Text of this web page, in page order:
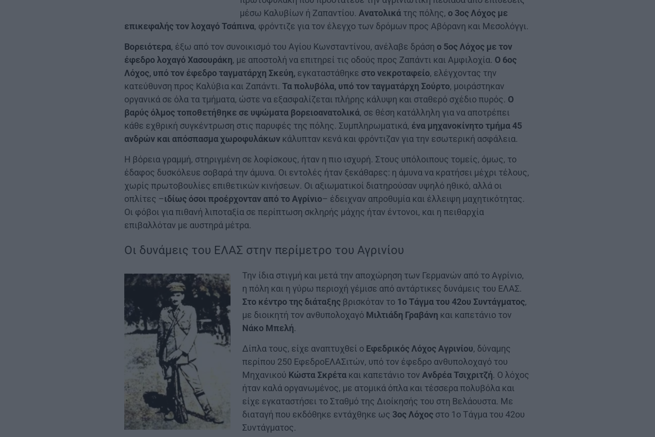
μέσω Καλυβίων ή Ζαπαντίου. Ανατολικά της πόλης, ο 3ος Λόχος με
επικεφαλής τον λοχαγό Τσάπινα, φρόντιζε για τον έλεγχο των δρόμων προς Αβόρανη και Μεσολόγγι.
Βορειότερα, έξω από τον συνοικισμό του Αγίου Κωνσταντίνου, ανέλαβε δράση ο 5ος Λόχος με τον
έφεδρο λοχαγό Χασουράκη, με αποστολή να επιτηρεί τις οδούς προς Ζαπάντι και Αμφιλοχία. Ο 6ος
Λόχος, υπό τον έφεδρο ταγματάρχη Σκεύη, εγκαταστάθηκε στο νεκροταφείο, ελέγχοντας την
κατεύθυνση προς Καλύβια και Ζαπάντι.Τα πολυβόλα, υπό τον ταγματάρχη Σούρτο, μοιράστηκαν
οργανικά σε όλα τα τμήματα, ώστε να εξασφαλίζεται πλήρης κάλυψη και σταθερό σχέδιο πυρός. Ο
βαρύς όλμος τοποθετήθηκε σε υψώματα βορειοανατολικά, σε θέση κατάλληλη για να αποτρέπει
κάθε εχθρική συγκέντρωση στις παρυφές της πόλης. Συμπληρωματικά, ένα μηχανοκίνητο τμήμα 45
ανδρών και απόσπασμα χωροφυλάκων κάλυπταν κενά και φρόντιζαν για την εσωτερική ασφάλεια.
Η βόρεια γραμμή, στηριγμένη σε λοφίσκους, ήταν η πιο ισχυρή. Στους υπόλοιπους τομείς, όμως, το
έδαφος δυσκόλευε σοβαρά την άμυνα. Οι εντολές ήταν ξεκάθαρες: η άμυνα να κρατήσει μέχρι τέλους,
χωρίς πρωτοβουλίες επιθετικών κινήσεων. Οι αξιωματικοί διατηρούσαν υψηλό ηθικό, αλλά οι
οπλίτες –ιδίως όσοι προέρχονταν από το Αγρίνιο– έδειχναν απροθυμία και έλλειψη μαχητικότητας.
Οι φόβοι για πιθανή λιποταξία σε περίπτωση σκληρής μάχης ήταν έντονοι, και η πειθαρχία
επιβαλλόταν με αυστηρά μέτρα.
Οι δυνάμεις του ΕΛΑΣ στην περίμετρο του Αγρινίου
Την ίδια στιγμή και μετά την αποχώρηση των Γερμανών από το Αγρίνιο,
η πόλη και η γύρω περιοχή γέμισε από αντάρτικες δυνάμεις του ΕΛΑΣ.
Στο κέντρο της διάταξης βρισκόταν το 1ο Τάγμα του 42ου Συντάγματος,
με διοικητή τον ανθυπολοχαγό Μιλτιάδη Γραβάνη και καπετάνιο τον
Νάκο Μπελή.
Δίπλα τους, είχε αναπτυχθεί ο Εφεδρικός Λόχος Αγρινίου, δύναμης
περίπου 250 ΕφεδροΕΛΑΣιτών, υπό τον έφεδρο ανθυπολοχαγό του
Μηχανικού Κώστα Σκρέτα και καπετάνιο τον Ανδρέα Τσιχριτζή. Ο λόχος
ήταν καλά οργανωμένος, με ατομικά όπλα και τέσσερα πολυβόλα και
είχε εγκαταστήσει το Σταθμό της Διοίκησής του στη Βελάουστα. Με
διαταγή που εκδόθηκε εντάχθηκε ως 3ος Λόχος στο 1ο Τάγμα του 42ου
Συντάγματος.